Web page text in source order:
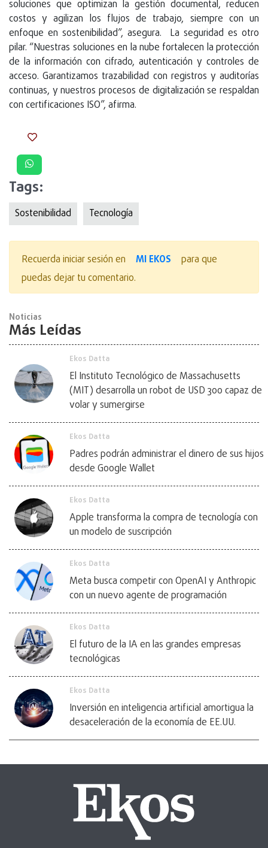
soluciones que optimizan la gestión documental, reducen
costos y agilizan los flujos de trabajo, siempre con un
enfoque en sostenibilidad”, asegura. La seguridad es otro
pilar. “Nuestras soluciones en la nube fortalecen la protección
de la información con cifrado, autenticación y controles de
acceso. Garantizamos trazabilidad con registros y auditorías
continuas, y nuestros procesos de digitalización se respaldan
con certificaciones ISO”, afirma.
Tags:
Sostenibilidad Tecnologí­a
Recuerda iniciar sesión en MI EKOS
para que
puedas dejar tu comentario.
Noticias
Más Leídas
Ekos Datta
El Instituto Tecnológico de Massachusetts
(MIT) desarrolla un robot de USD 300 capaz de
volar y sumergirse
Ekos Datta
Padres podrán administrar el dinero de sus hijos
desde Google Wallet
Ekos Datta
Apple transforma la compra de tecnología con
un modelo de suscripción
Ekos Datta
Meta busca competir con OpenAI y Anthropic
con un nuevo agente de programación
Ekos Datta
El futuro de la IA en las grandes empresas
tecnológicas
Ekos Datta
Inversión en inteligencia artificial amortigua la
desaceleración de la economía de EE.UU.